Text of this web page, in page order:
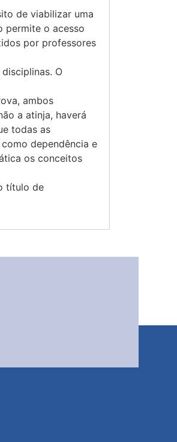
de viabilizar uma
permite o acesso
por professores
O
ambos
a atinja, haverá
todas as
dependência e
os conceitos
título de